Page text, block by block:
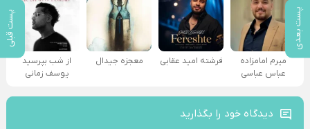
پست بعدی پست قبلی
میرم امامزاده
عباس عباسی
فرشته امید عقابی معجزه جیدال
از شب بپرسید
یوسف زمانی
دیدگاه خود را بگذارید